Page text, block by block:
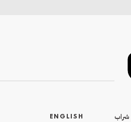
ENGLISH شراب